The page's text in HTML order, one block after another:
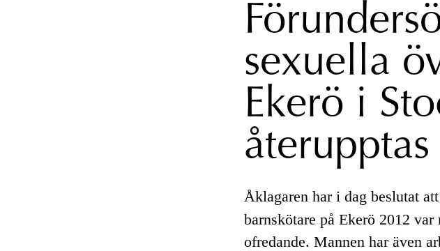
sexuella
Ekerö i
återupptas
Åklagaren har i dag beslutat
barnskötare på Ekerö 2012
ofredande. Mannen har även